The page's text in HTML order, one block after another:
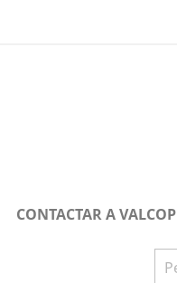
CONTACTAR A VALCOP